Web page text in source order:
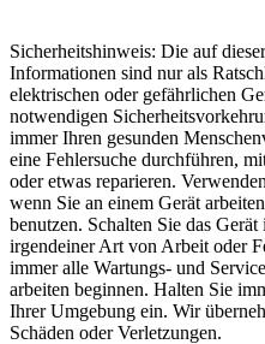
Sicherheitshinweis: Die auf
Informationen sind nur als
elektrischen oder gefährlichen
notwendigen
immer Ihren gesunden
eine Fehlersuche durchführen,
oder etwas reparieren.
wenn Sie an einem Gerät
benutzen. Schalten Sie das
irgendeiner Art von Arbeit oder
immer alle Wartungs- und
arbeiten beginnen. Halten Sie
Ihrer Umgebung ein. Wir
Schäden oder Verletzungen.